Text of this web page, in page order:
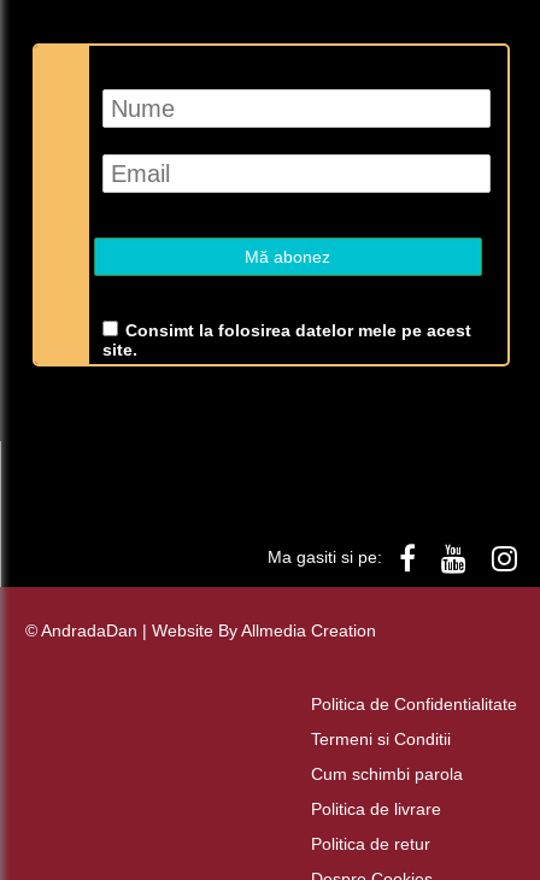
Consimt la folosirea datelor mele pe acest
site.
Ma gasiti si pe:
© AndradaDan | Website ByAllmedia Creation
Politica de Confidentialitate
Termeni si Conditii
Cum schimbi parola
Politica de livrare
Politica de retur